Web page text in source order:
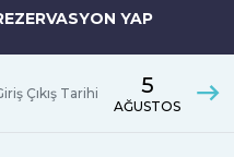
YAP
Çıkış Tarihi 5
AĞUSTOS